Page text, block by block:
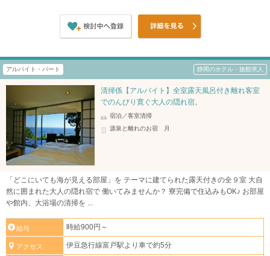
アルバイト・パート 静岡のホテル・旅館求人
清掃係【アルバイト】全室露天風呂付き離れ客室
でのんびり寛ぐ大人の隠れ宿。
宿泊／客室清掃
源泉と離れのお宿 月
「どこにいても海が見える部屋」を テーマに建てられた露天付きの全９室 大自
然に囲まれた大人の隠れ宿で 働いてみませんか？ 寮完備で住込みもOK♪ お部屋
や館内、大浴場の清掃を ...
給与 時給900円～
アクセス 伊豆急行線富戸駅より車で約5分